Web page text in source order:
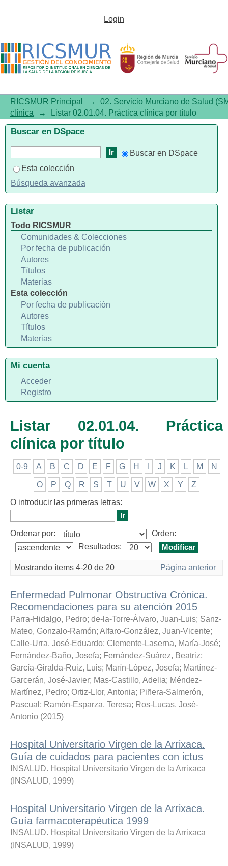
Listar 02.01.04. Práctica clínica
Login
RICSMUR Principal →
02. Servicio Murciano de Salud
clínica
→ Listar 02.01.04. Práctica clínica por título
Listar 02.01.04. Práctica
clínica por título
0-9 A B C D E F G H J K L M N
O P Q R S T U V W X Y Z
O introducir las primeras letras:
Ordenar por:
Orden:
Resultados:
Mostrando ítems 4-20 de 20 Página anterior
Enfermedad Pulmonar Obstructiva Crónica.
Recomendaciones para su atención 2015
Parra-Hidalgo, Pedro; de-la-Torre-Álvaro, Juan-Luis; Sanz-
Mateo, Gonzalo-Ramón; Alfaro-González, Juan-Vicente;
Calle-Urra, José-Eduardo; Clemente-Laserna, María-José;
Fernández-Baño, Josefa; Fernández-Suárez, Beatriz;
García-Giralda-Ruiz, Luis; Marín-López, Josefa; Martínez-
Garcerán, José-Javier; Mas-Castillo, Adelia; Méndez-
Martínez, Pedro; Ortiz-Llor, Antonia; Piñera-Salmerón,
Pascual ; Ramón-Esparza, Teresa; Ros-Lucas, José-
Antonio (2015)
Hospital Universitario Virgen de la Arrixaca.
Guía de cuidados para pacientes con ictus
INSALUD. Hospital Universitario Virgen de la Arrixaca
( INSALUD, 1999)
Hospital Universitario Virgen de la Arrixaca.
Guía farmacoterapéutica 1999
INSALUD. Hospital Universitario Virgen de la Arrixaca
( INSALUD, 1999)
Buscar en DSpace
Buscar en DSpace
Esta colección
Búsqueda avanzada
Listar
Todo RICSMUR
Comunidades & Colecciones
Por fecha de publicación
Autores
Títulos
Materias
Esta colección
Por fecha de publicación
Autores
Títulos
Materias
Mi cuenta
Acceder
Registro